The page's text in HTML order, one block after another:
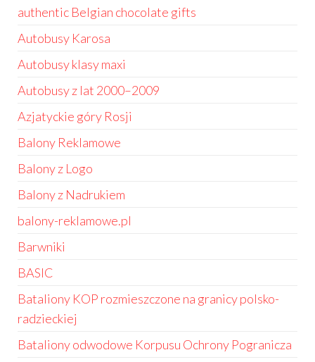
authentic Belgian chocolate gifts
Autobusy Karosa
Autobusy klasy maxi
Autobusy z lat 2000–2009
Azjatyckie góry Rosji
Balony Reklamowe
Balony z Logo
Balony z Nadrukiem
balony-reklamowe.pl
Barwniki
BASIC
Bataliony KOP rozmieszczone na granicy polsko-
radzieckiej
Bataliony odwodowe Korpusu Ochrony Pogranicza